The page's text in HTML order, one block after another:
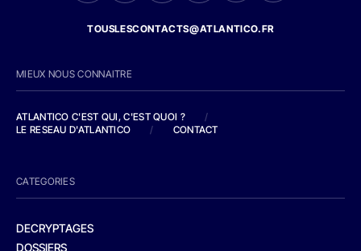
TOUSLESCONTACTS@ATLANTICO.FR
MIEUX NOUS CONNAITRE
ATLANTICO C'EST QUI, C'EST QUOI ?
/
LE RESEAU D'ATLANTICO
/ CONTACT
CATEGORIES
DECRYPTAGES
DOSSIERS